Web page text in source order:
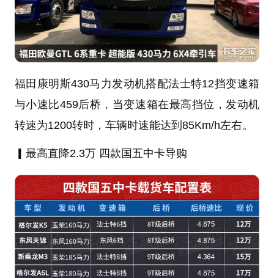
福田康明斯430马力发动机搭配法士特12挡变速箱
与小速比459后桥，当变速箱在最高挡位，发动机
转速为1200转时，车辆时速能达到85Km/h左右。
最高直降2.3万 四款国五中卡导购